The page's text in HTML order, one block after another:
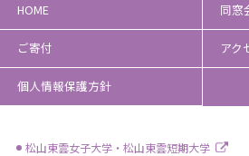
HOME 同窓
ご寄付 アク
個人情報保護方針
松山東雲女子大学・松山東雲短期大学